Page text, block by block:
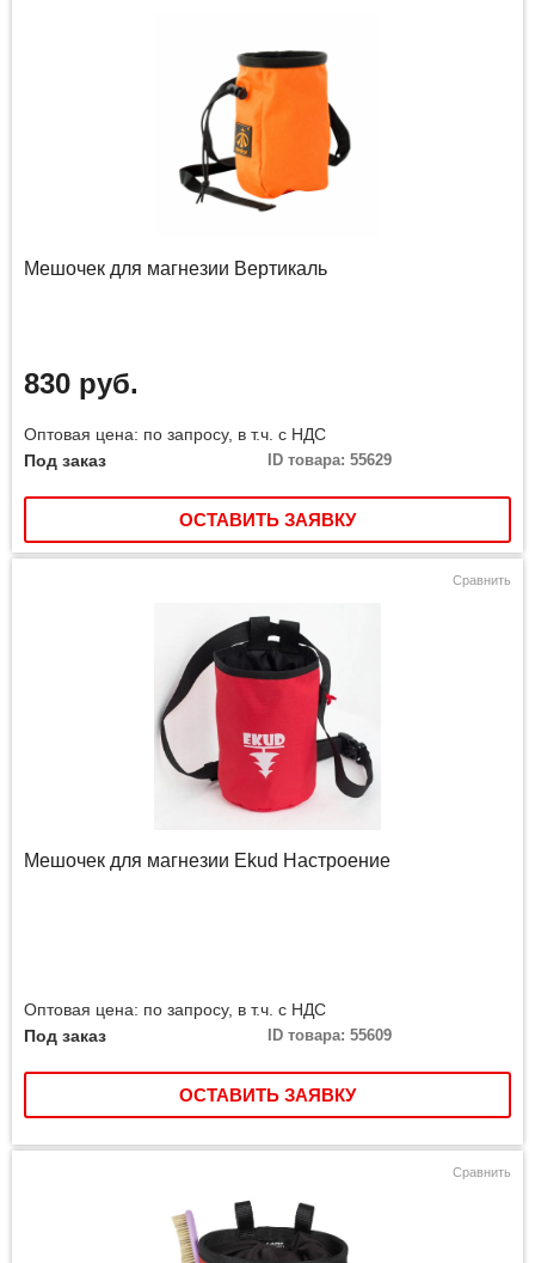
Мешочек для магнезии Вертикаль
830 руб.
Оптовая цена: по запросу, в т.ч. с НДС
Под заказ
ID товара: 55629
ОСТАВИТЬ ЗАЯВКУ
Сравнить
Мешочек для магнезии Ekud Настроение
Оптовая цена: по запросу, в т.ч. с НДС
Под заказ
ID товара: 55609
ОСТАВИТЬ ЗАЯВКУ
Сравнить